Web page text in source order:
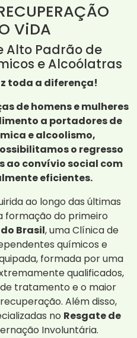
ViDA
Alto Padrão de
e Alcoólatras
toda a diferença!
de homens e mulheres
a portadores de
e alcoolismo,
o regresso
ao convívio social com
eficientes.
ao longo das últimas
formação do primeiro
Brasil, uma Clínica de
químicos e
formada por uma
qualificados,
tratamento e o maior
Além disso,
no Resgate de
Involuntária.